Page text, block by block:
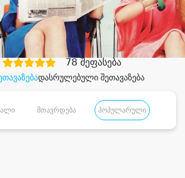
სასურველი მომსახურება
დიდი დანაზოგით
დასრულებული შეთავაზება
78 შეფასება
მთავრდება პოპულარული